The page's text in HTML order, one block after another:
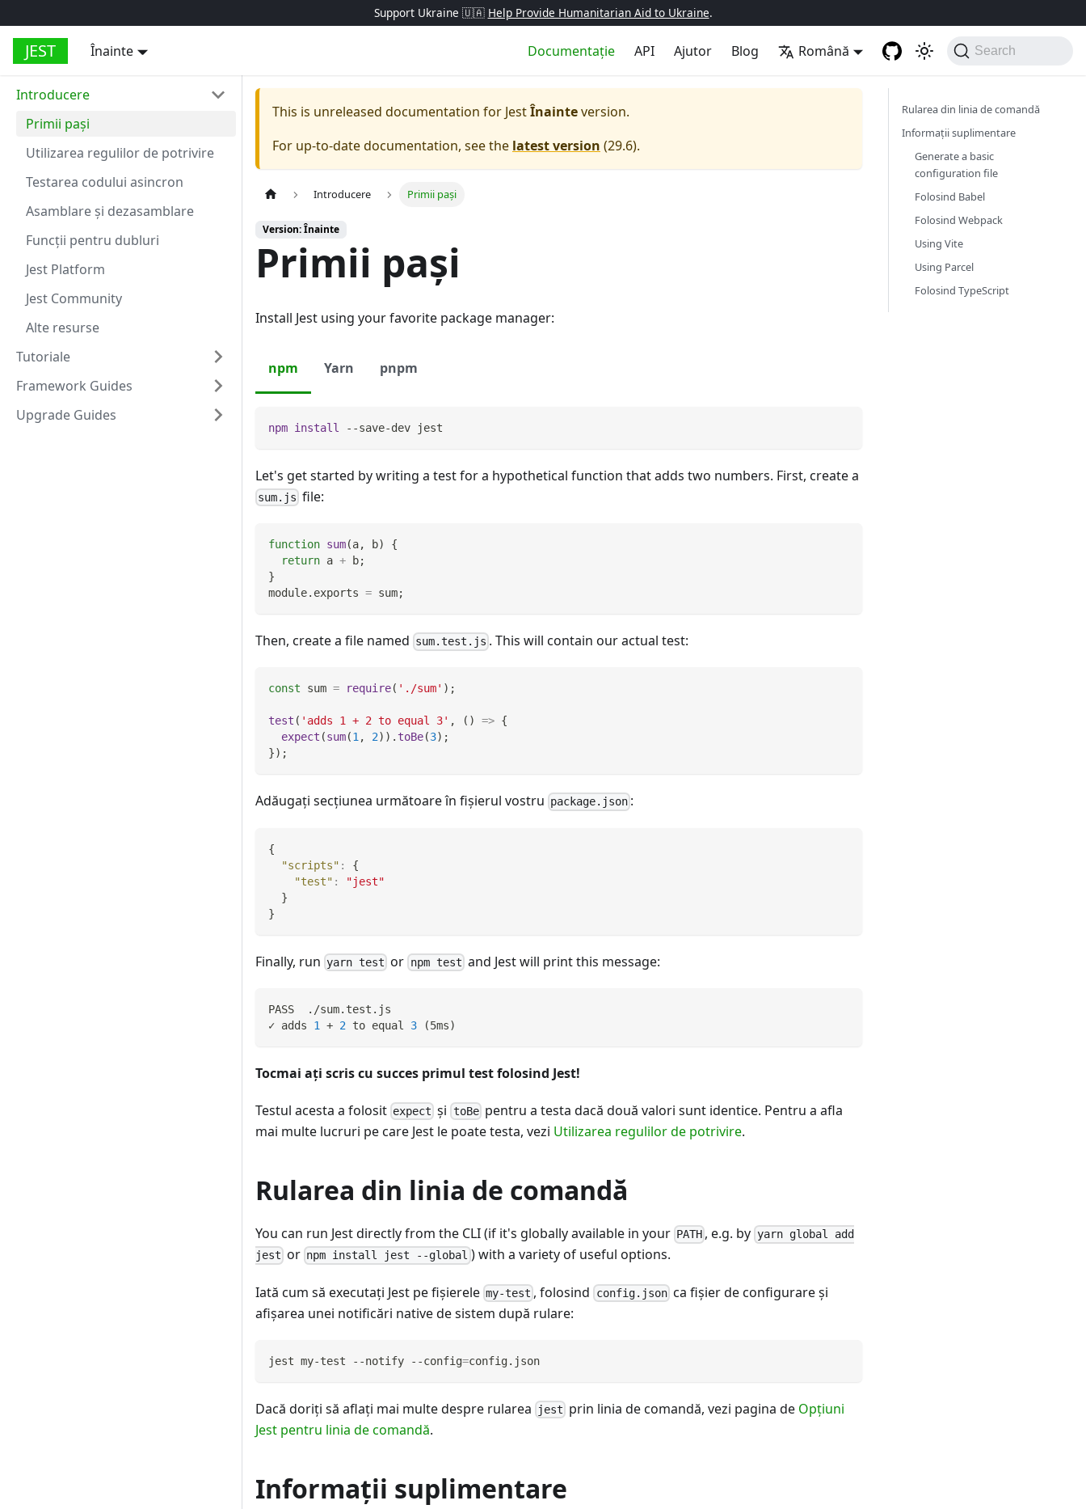
Support Ukraine 🇺🇦 Help Provide Humanitarian Aid to Ukraine.
JEST Înainte Documentație API Ajutor Blog Română Search
Introducere
Primii pași
Utilizarea regulilor de potrivire
Testarea codului asincron
Asamblare și dezasamblare
Funcții pentru dubluri
Jest Platform
Jest Community
Alte resurse
Tutoriale
Framework Guides
Upgrade Guides
This is unreleased documentation for JestÎnainteversion.
For up-to-date documentation, see the latest version (29.6).
Introducere Primii pași
Version: Înainte
Primii pași
Install Jest using your favorite package manager:
npm Yarn pnpm
npm install --save-dev jest
Let's get started by writing a test for a hypothetical function that adds two numbers. First, create a
sum.js file:
function sum(a, b)
{
return a + b;
}
module. exports = sum;
Then, create a file named sum.test.js . This will contain our actual test:
const sum = require( './sum' ) ;
test ( 'adds 1 + 2 to equal 3' , ( ) => {
expect (sum(1, 2) ) . toBe(3) ;
}) ;
Adăugați secțiunea următoare în fișierul vostru package.json :
{
"scripts" :
{
"test" :
"jest"
}
}
Finally, run yarn test or npm test and Jest will print this message:
PASS  ./sum.test.js
✓ adds 1 + 2 to equal 3 (5ms)
Tocmai ați scris cu succes primul test folosind Jest!
Testul acesta a folosit expect și toBepentru a testa dacă două valori sunt identice. Pentru a afla
mai multe lucruri pe care Jest le poate testa, vezi Utilizarea regulilor de potrivire.
Rularea din linia de comandă
You can run Jest directly from the CLI (if it's globally available in your PATH , e.g. by yarn global add
jest or npm install jest --global ) with a variety of useful options.
Iată cum să executaţi Jest pe fişierele my-test , folosind config.jsonca fişier de configurare şi
afişarea unei notificări native de sistem după rulare:
jest my-test --notify --config=config.json
Dacă doriţi să aflaţi mai multe despre rularea jest prin linia de comandă, vezi pagina de Opțiuni
Jest pentru linia de comandă.
Informații suplimentare
Rularea din linia de comandă
Informații suplimentare
Generate a basic
configuration file
Folosind Babel
Folosind Webpack
Using Vite
Using Parcel
Folosind TypeScript